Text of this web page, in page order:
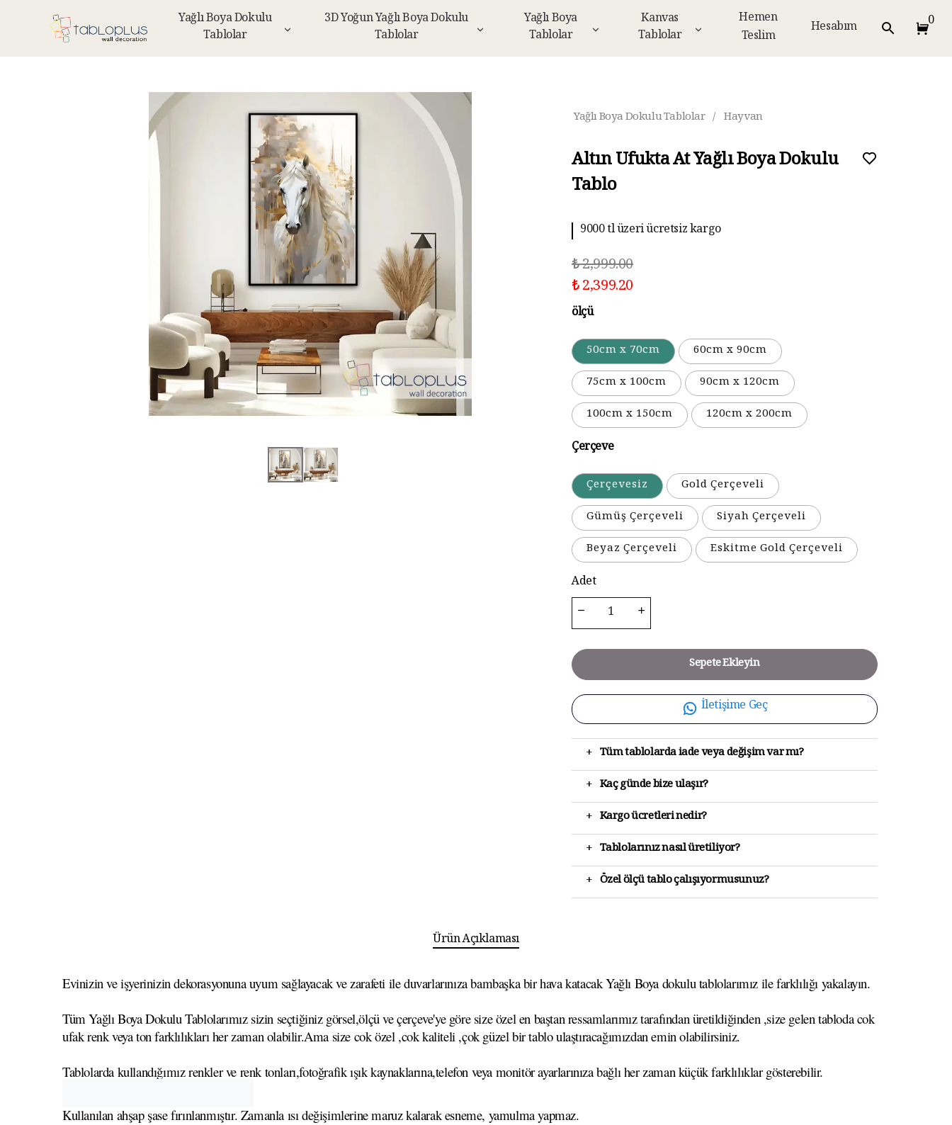
Yağlı Boya Dokulu
Tablolar
3D Yoğun Yağlı Boya Dokulu
Tablolar
Yağlı Boya
Tablolar
Kanvas
Tablolar
Hemen
Teslim
Hesabım 0
Yağlı Boya Dokulu Tablolar / Hayvan
Altın Ufukta At Yağlı Boya Dokulu
Tablo
9000 tl üzeri ücretsiz kargo
₺ 2,999.00
₺ 2,399.20
ölçü
50cm x 70cm
60cm x 90cm
75cm x 100cm
90cm x 120cm
100cm x 150cm
120cm x 200cm
Çerçeve
Çerçevesiz
Gold Çerçeveli
Gümüş Çerçeveli
Siyah Çerçeveli
Beyaz Çerçeveli
Eskitme Gold Çerçeveli
Adet
Sepete Ekleyin
İletişime Geç
+ Tüm tablolarda iade veya değişim var mı?
+ Kaç günde bize ulaşır?
+ Kargo ücretleri nedir?
+ Tablolarınız nasıl üretiliyor?
+ Özel ölçü tablo çalışıyormusunuz?
Ürün Açıklaması
Evinizin ve işyerinizin dekorasyonuna uyum sağlayacak ve zarafeti ile duvarlarınıza bambaşka bir hava katacak Yağlı Boya dokulu tablolarımız ile farklılığı yakalayın.
Tüm Yağlı Boya Dokulu Tablolarımız sizin seçtiğiniz görsel,ölçü ve çerçeve'ye göre size özel en baştan ressamlarımız tarafından üretildiğinden ,size gelen tabloda cok
ufak renk veya ton farklılıkları her zaman olabilir.Ama size cok özel ,cok kaliteli ,çok güzel bir tablo ulaştıracağımızdan emin olabilirsiniz.
Tablolarda kullandığımız renkler ve renk tonları,fotoğrafik ışık kaynaklarına,telefon veya monitör ayarlarınıza bağlı her zaman küçük farklılıklar gösterebilir.
Kullanılan ahşap şase fırınlanmıştır. Zamanla ısı değişimlerine maruz kalarak esneme, yamulma yapmaz.